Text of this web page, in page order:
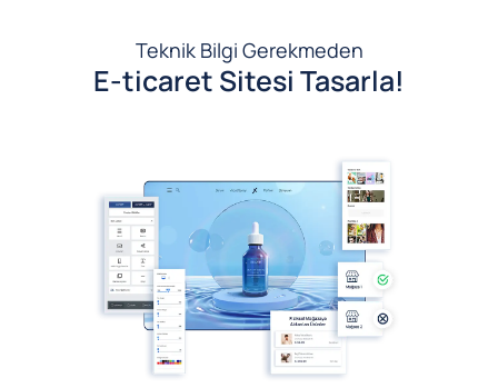
Teknik Bilgi Gerekmeden
E-ticaret Sitesi Tasarla!